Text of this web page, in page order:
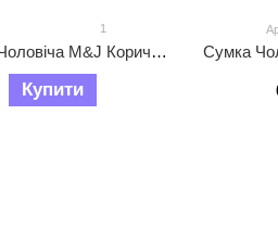
1
Сумка текстильна Чоловіча M&J Коричневий 32х25х10 см (2355)
Купити